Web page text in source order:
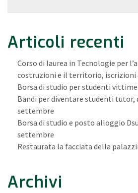
Articoli recenti
Corso di laurea in Tecnologie per
costruzioni e il territorio, iscrizioni
Borsa di studio per studenti
Bandi per diventare studenti tutor,
settembre
Borsa di studio e posto alloggio
settembre
Restaurata la facciata della
Archivi